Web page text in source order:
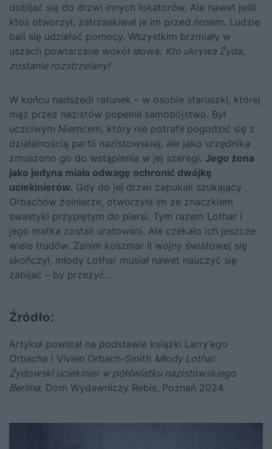
dobijać się do drzwi innych lokatorów. Ale nawet jeśli
ktoś otworzył, zatrzaskiwał je im przed nosem. Ludzie
bali się udzielać pomocy. Wszystkim brzmiały w
uszach powtarzane wokół słowa: Kto ukrywa Żyda,
zostanie rozstrzelany!
W końcu nadszedł ratunek – w osobie staruszki, której
mąż przez nazistów popełnił samobójstwo. Był
uczciwym Niemcem, który nie potrafił pogodzić się z
działalnością partii nazistowskiej, ale jako urzędnika
zmuszono go do wstąpienia w jej szeregi. Jego żona
jako jedyna miała odwagę ochronić dwójkę
uciekinierów. Gdy do jej drzwi zapukali szukający
Orbachów żołnierze, otworzyła im ze znaczkiem
swastyki przypiętym do piersi. Tym razem Lothar i
jego matka zostali uratowani. Ale czekało ich jeszcze
wiele trudów. Zanim koszmar II wojny światowej się
skończył, młody Lothar musiał nawet nauczyć się
zabijać – by przeżyć…
Źródło:
Artykuł powstał na podstawie książki Larry’ego
Orbacha i Vivien Orbach-Smith Młody Lothar.
Żydowski uciekinier w półświatku nazistowskiego
Berlina, Dom Wydawniczy Rebis, Poznań 2024.